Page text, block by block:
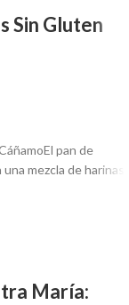
Sin Gluten
pan de
mezcla de harinas
María: